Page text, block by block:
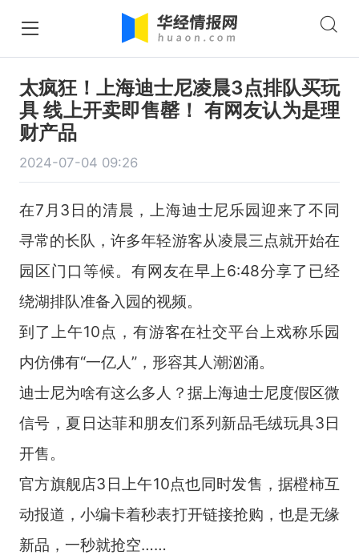
太疯狂！上海迪士尼凌晨3点排队买玩
具 线上开卖即售罄！ 有网友认为是理
财产品
2024-07-04 09:26
在7月3日的清晨，上海迪士尼乐园迎来了不同
寻常的长队，许多年轻游客从凌晨三点就开始在
园区门口等候。有网友在早上6:48分享了已经
绕湖排队准备入园的视频。
到了上午10点，有游客在社交平台上戏称乐园
内仿佛有“一亿人”，形容其人潮汹涌。
迪士尼为啥有这么多人？据上海迪士尼度假区微
信号，夏日达菲和朋友们系列新品毛绒玩具3日
开售。
官方旗舰店3日上午10点也同时发售，据橙柿互
动报道，小编卡着秒表打开链接抢购，也是无缘
新品，一秒就抢空……